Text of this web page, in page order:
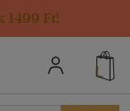
1499 Ft!